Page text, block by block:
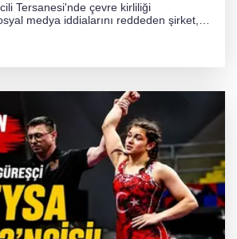
Tersanesi'nde çevre kirliliği
medya iddialarını reddeden şirket,